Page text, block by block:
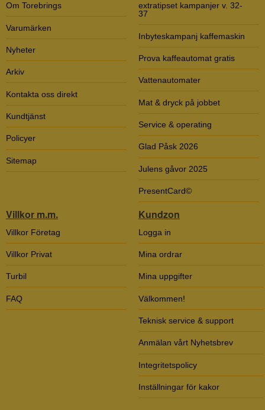
Om Torebrings
Varumärken
Nyheter
Arkiv
Kontakta oss direkt
Kundtjänst
Policyer
Sitemap
extratipset kampanjer v. 32-
37
Inbyteskampanj kaffemaskin
Prova kaffeautomat gratis
Vattenautomater
Mat & dryck på jobbet
Service & operating
Glad Påsk 2026
Julens gåvor 2025
PresentCard©
Villkor m.m.
Villkor Företag
Villkor Privat
Turbil
FAQ
Kundzon
Logga in
Mina ordrar
Mina uppgifter
Välkommen!
Teknisk service & support
Anmälan vårt Nyhetsbrev
Integritetspolicy
Inställningar för kakor